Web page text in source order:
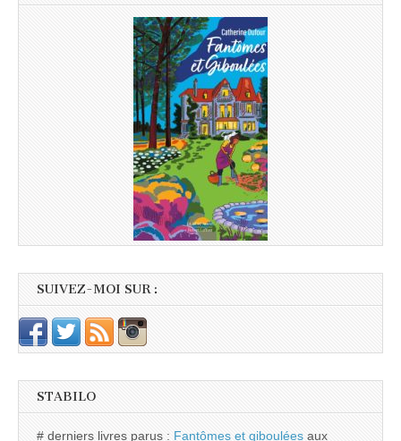
SUIVEZ-MOI SUR :
STABILO
# derniers livres parus : Fantômes et giboulées aux